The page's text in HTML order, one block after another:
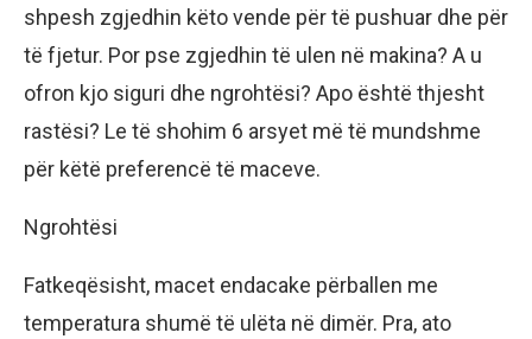
shpesh zgjedhin këto vende për të pushuar dhe për
të fjetur. Por pse zgjedhin të ulen në makina? A u
ofron kjo siguri dhe ngrohtësi? Apo është thjesht
rastësi? Le të shohim 6 arsyet më të mundshme
për këtë preferencë të maceve.
Ngrohtësi
Fatkeqësisht, macet endacake përballen me
temperatura shumë të ulëta në dimër. Pra, ato